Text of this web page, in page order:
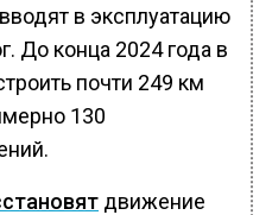
в эксплуатацию
До конца 2024 года в
почти 249 км
130
движение